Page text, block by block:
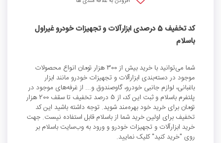
کد تخفیف 5 درصدی ابزارآلات و تجهیزات خودرو غیراول
باسلام
شما می‌توانید با خرید بیش از 300 هزار تومان انواع محصولات
موجود در دسته‌بندی ابزارآلات و تجهیزات خودرو مانند ابزار
باغبانی، لوازم جانبی خودرو، گاوصندوق و... از غرفه‌های موجود در
پلتفرم باسلام و ثبت این کد، از 5 درصد تخفیف تا سقف 200 هزار
تومان برای خرید خود بهره‌مند شوید. توجه داشته باشید این کد
تخفیف برای اولین خرید شما از باسلام قابل استفاده نیست. جهت
خرید ابزارآلات و تجهیزات خودرو و ورود به وب‌سایت باسلام بر
روی "خرید کنید" کلیک نمایید.